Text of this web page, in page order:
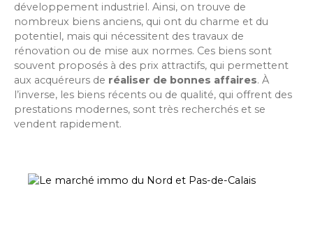
développement industriel. Ainsi, on trouve de
nombreux biens anciens, qui ont du charme et du
potentiel, mais qui nécessitent des travaux de
rénovation ou de mise aux normes. Ces biens sont
souvent proposés à des prix attractifs, qui permettent
aux acquéreurs de réaliser de bonnes affaires. À
l’inverse, les biens récents ou de qualité, qui offrent des
prestations modernes, sont très recherchés et se
vendent rapidement.